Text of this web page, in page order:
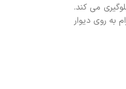
می کند.
به روی دیوار